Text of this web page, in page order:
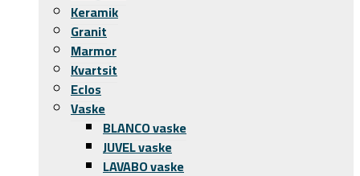
Keramik
Granit
Marmor
Kvartsit
Eclos
Vaske
BLANCO vaske
JUVEL vaske
LAVABO vaske